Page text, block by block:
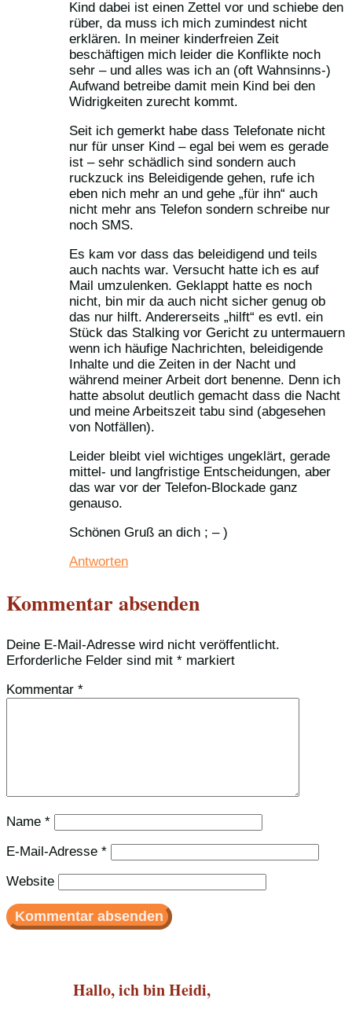
Kind dabei ist einen Zettel vor und schiebe den
rüber, da muss ich mich zumindest nicht
erklären. In meiner kinderfreien Zeit
beschäftigen mich leider die Konflikte noch
sehr – und alles was ich an (oft Wahnsinns-)
Aufwand betreibe damit mein Kind bei den
Widrigkeiten zurecht kommt.
Seit ich gemerkt habe dass Telefonate nicht
nur für unser Kind – egal bei wem es gerade
ist – sehr schädlich sind sondern auch
ruckzuck ins Beleidigende gehen, rufe ich
eben nich mehr an und gehe „für ihn“ auch
nicht mehr ans Telefon sondern schreibe nur
noch SMS.
Es kam vor dass das beleidigend und teils
auch nachts war. Versucht hatte ich es auf
Mail umzulenken. Geklappt hatte es noch
nicht, bin mir da auch nicht sicher genug ob
das nur hilft. Andererseits „hilft“ es evtl. ein
Stück das Stalking vor Gericht zu untermauern
wenn ich häufige Nachrichten, beleidigende
Inhalte und die Zeiten in der Nacht und
während meiner Arbeit dort benenne. Denn ich
hatte absolut deutlich gemacht dass die Nacht
und meine Arbeitszeit tabu sind (abgesehen
von Notfällen).
Leider bleibt viel wichtiges ungeklärt, gerade
mittel- und langfristige Entscheidungen, aber
das war vor der Telefon-Blockade ganz
genauso.
Schönen Gruß an dich ; – )
Antworten
Kommentar absenden
Deine E-Mail-Adresse wird nicht veröffentlicht.
Erforderliche Felder sind mit * markiert
Kommentar *
Name *
E-Mail-Adresse *
Website
Hallo, ich bin Heidi,